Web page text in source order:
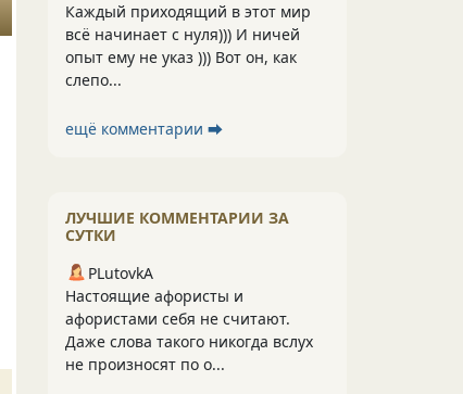
Каждый приходящий в этот мир
всё начинает с нуля))) И ничей
опыт ему не указ ))) Вот он, как
слепо...
ещё комментарии ⮕
ЛУЧШИЕ КОММЕНТАРИИ ЗА
СУТКИ
PLutоvkА
Настоящие афористы и
афористами себя не считают.
Даже слова такого никогда вслух
не произносят по о...